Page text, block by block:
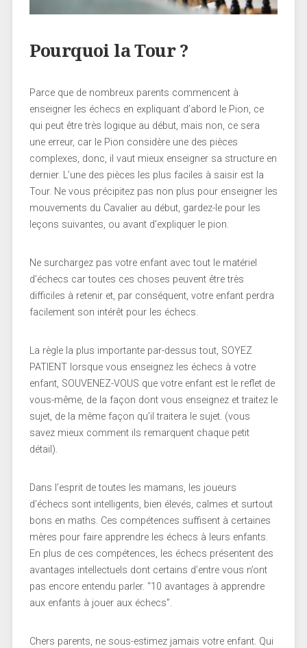
Pourquoi la Tour ?
Parce que de nombreux parents commencent à
enseigner les échecs en expliquant d’abord le Pion, ce
qui peut être très logique au début, mais non, ce sera
une erreur, car le Pion considère une des pièces
complexes, donc, il vaut mieux enseigner sa structure en
dernier. L’une des pièces les plus faciles à saisir est la
Tour. Ne vous précipitez pas non plus pour enseigner les
mouvements du Cavalier au début, gardez-le pour les
leçons suivantes, ou avant d’expliquer le pion.
Ne surchargez pas votre enfant avec tout le matériel
d’échecs car toutes ces choses peuvent être très
difficiles à retenir et, par conséquent, votre enfant perdra
facilement son intérêt pour les échecs.
La règle la plus importante par-dessus tout, SOYEZ
PATIENT lorsque vous enseignez les échecs à votre
enfant, SOUVENEZ-VOUS que votre enfant est le reflet de
vous-même, de la façon dont vous enseignez et traitez le
sujet, de la même façon qu’il traitera le sujet. (vous
savez mieux comment ils remarquent chaque petit
détail).
Dans l’esprit de toutes les mamans, les joueurs
d’échecs sont intelligents, bien élevés, calmes et surtout
bons en maths. Ces compétences suffisent à certaines
mères pour faire apprendre les échecs à leurs enfants.
En plus de ces compétences, les échecs présentent des
avantages intellectuels dont certains d’entre vous n’ont
pas encore entendu parler. “10 avantages à apprendre
aux enfants à jouer aux échecs”.
Chers parents, ne sous-estimez jamais votre enfant. Qui